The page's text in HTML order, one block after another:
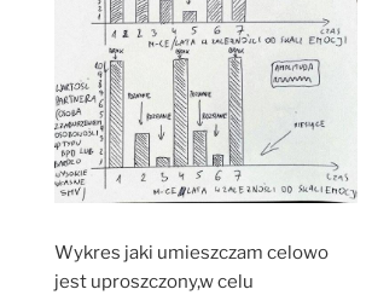
Wykres jaki umieszczam celowo
jest uproszczony,w celu